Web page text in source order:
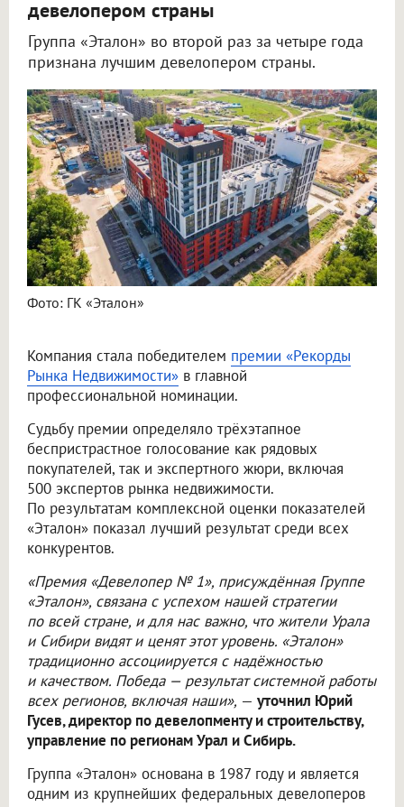
девелопером страны
Группа «Эталон» во второй раз за четыре года
признана лучшим девелопером страны.
Фото: ГК «Эталон»
Компания стала победителем премии «Рекорды
Рынка Недвижимости» в главной
профессиональной номинации.
Судьбу премии определяло трёхэтапное
беспристрастное голосование как рядовых
покупателей, так и экспертного жюри, включая
500 экспертов рынка недвижимости.
По результатам комплексной оценки показателей
«Эталон» показал лучший результат среди всех
конкурентов.
«Премия «Девелопер № 1», присуждённая Группе
«Эталон», связана с успехом нашей стратегии
по всей стране, и для нас важно, что жители Урала
и Сибири видят и ценят этот уровень. «Эталон»
традиционно ассоциируется с надёжностью
и качеством. Победа — результат системной работы
всех регионов, включая наши», — уточнил Юрий
Гусев, директор по девелопменту и строительству,
управление по регионам Урал и Сибирь.
Группа «Эталон» основана в 1987 году и является
одним из крупнейших федеральных девелоперов